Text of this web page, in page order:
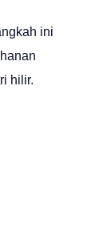
ini
hilir.